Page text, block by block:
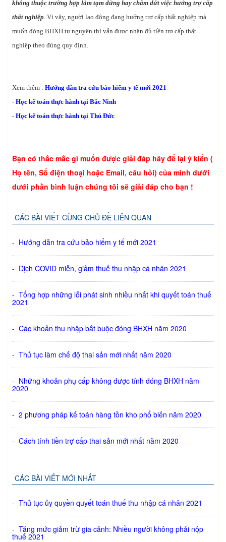
không thuộc trường hợp làm tạm dừng hay chấm dứt việc hưởng trợ cấp
thất nghiệp. Vì vậy, người lao động đang hưởng trợ cấp thất nghiệp mà
muốn đóng BHXH tự nguyện thì vẫn được nhận đủ tiền trợ cấp thất
nghiệp theo đúng quy định.
Xem thêm : Hướng dẫn tra cứu bảo hiểm y tế mới 2021
- Học kế toán thực hành tại Bắc Ninh
- Học kế toán thực hành tại Thủ Đức
Bạn có thắc mắc gì muốn được giải đáp hãy để lại ý kiến (
Họ tên, Số điện thoại hoặc Email, câu hỏi) của mình dưới
dưới phần bình luận chúng tôi sẽ giải đáp cho bạn !
CÁC BÀI VIẾT CÙNG CHỦ ĐỀ LIÊN QUAN
- Hướng dẫn tra cứu bảo hiểm y tế mới 2021
- Dịch COVID miễn, giảm thuế thu nhập cá nhân 2021
- Tổng hợp những lỗi phát sinh nhiều nhất khi quyết toán thuế
2021
- Các khoản thu nhập bắt buộc đóng BHXH năm 2020
- Thủ tục làm chế độ thai sản mới nhất năm 2020
- Những khoản phụ cấp không được tính đóng BHXH năm
2020
- 2 phương pháp kế toán hàng tồn kho phổ biến năm 2020
- Cách tính tiền trợ cấp thai sản mới nhất năm 2020
CÁC BÀI VIẾT MỚI NHẤT
- Thủ tục ủy quyền quyết toán thuế thu nhập cá nhân 2021
- Tăng mức giảm trừ gia cảnh: Nhiều người không phải nộp
thuế 2021